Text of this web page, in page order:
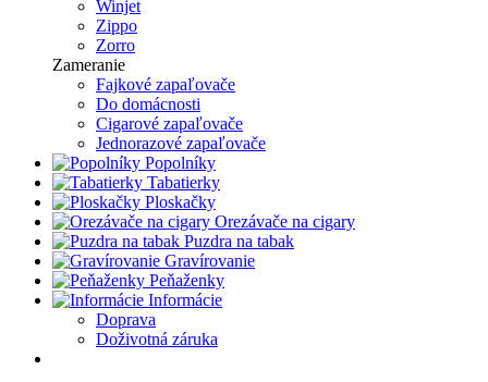
Winjet
Zippo
Zorro
Zameranie
Fajkové zapaľovače
Do domácnosti
Cigarové zapaľovače
Jednorazové zapaľovače
Popolníky
Tabatierky
Ploskačky
Orezávače na cigary
Puzdra na tabak
Gravírovanie
Peňaženky
Informácie
Doprava
Doživotná záruka